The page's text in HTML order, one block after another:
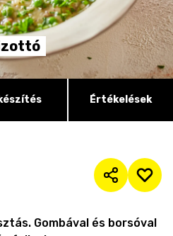
Értékelések
Gombával és borsóval